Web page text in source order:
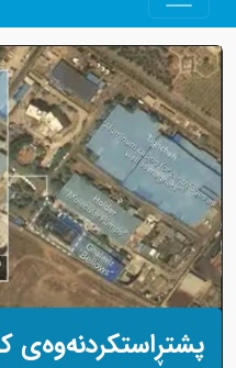
پشتڕاستکردنەوەی